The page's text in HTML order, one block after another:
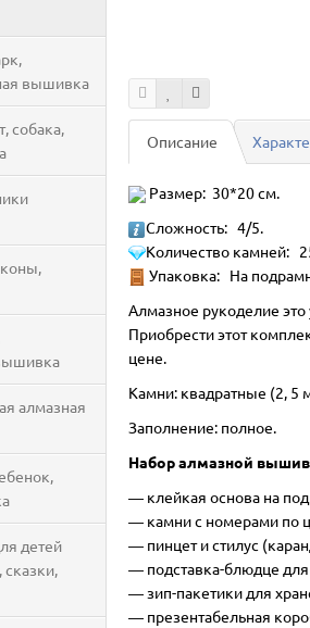
вышивка
собака,
алмазная
детей
Описание
Размер: 30*20 см.
Сложность: 4/5.
Количество камней:
Упаковка: На
Алмазное рукоделие
Приобрести этот
цене.
Камни: квадратные (2, 5
Заполнение: полное.
Набор алмазной
― клейкая основа на
― камни с номерами по
― пинцет и стилус
― подставка-блюдце
― зип-пакетики для
― презентабельная